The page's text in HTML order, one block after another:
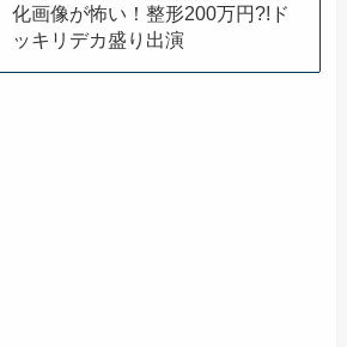
化画像が怖い！整形200万円?!ド
ッキリデカ盛り出演